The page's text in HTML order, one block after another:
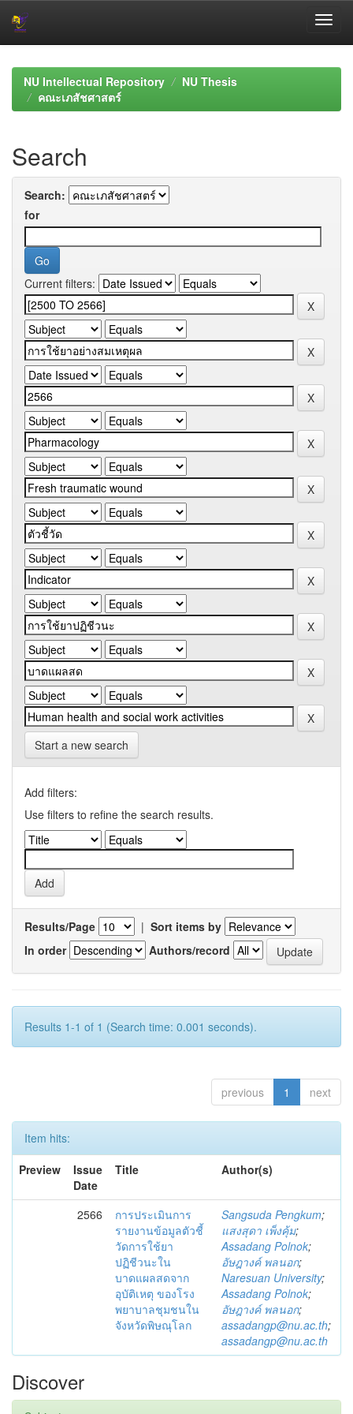
navigationNU Intellectual Repository
NU Thesis
คณะเภสัชศาสตร์
Search
Search:
for
Current filters:
Start a new search
Add filters:
Use filters to refine the search results.
Results/Page | Sort items by
In order
Authors/record
Results 1-1 of 1 (Search time: 0.001 seconds).
previous 1 next
Item hits:
Preview
Issue
Date
Title Author(s)
2566
การประเมินการ
รายงานข้อมูลตัวชี้
วัดการใช้ยา
ปฏิชีวนะใน
บาดแผลสดจาก
อุบัติเหตุ ของโรง
พยาบาลชุมชนใน
จังหวัดพิษณุโลก
Sangsuda Pengkum;
แสงสุดา เพ็งคุ้ม;
Assadang Polnok;
อัษฎางค์ พลนอก;
Naresuan University;
Assadang Polnok;
อัษฎางค์ พลนอก;
assadangp@nu.ac.th;
assadangp@nu.ac.th
Discover